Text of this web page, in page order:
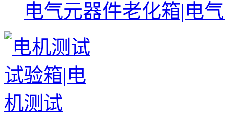
电气元器件老化箱|电